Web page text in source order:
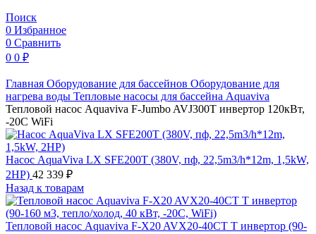
Поиск
0 Избранное
0 Сравнить
0 0 ₽
Главная Оборудование для бассейнов Оборудование для
нагрева воды Тепловые насосы для бассейна Aquaviva
Тепловой насос Aquaviva F-Jumbo AVJ300T инвертор 120кВт,
-20С WiFi
Насос AquaViva LX SFE200T (380V, пф, 22,5m3/h*12m, 1,5kW,
2HP) 42 339 ₽
Назад к товарам
Тепловой насос Aquaviva F-X20 AVX20-40CT T инвертор (90-